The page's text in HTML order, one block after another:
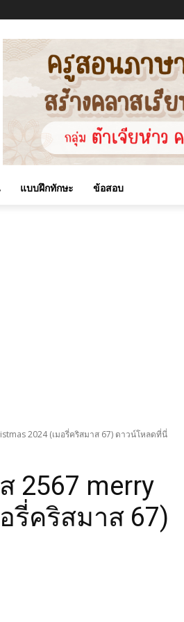
แบบฝึกทักษะ ข้อสอบ
2024 (เมอรี่คริสมาส 67) ดาวน์โหลดที่นี่
2567 merry
รี่คริสมาส 67)